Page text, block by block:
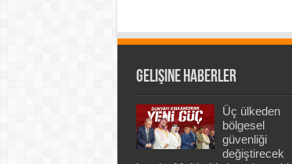
Gelişine Haberler
Üç ülkeden
bölgesel
güvenliği
değiştirecek